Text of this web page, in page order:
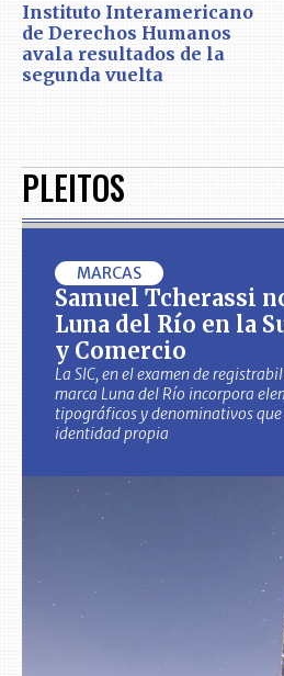
Instituto Interamericano
de Derechos Humanos
avala resultados de la
segunda vuelta
PLEITOS
MARCAS
Samuel Tcherassi
Luna del Río en la
y Comercio
La SIC, en el examen de
marca Luna del Río incorpora
tipográficos y denominativos
identidad propia